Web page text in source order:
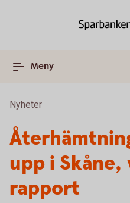
Meny
Nyheter
upp i Skåne,
rapport